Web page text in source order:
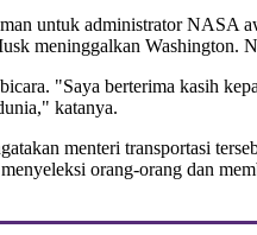
untuk administrator NASA
meninggalkan
"Saya berterima kasih
katanya.
menteri transportasi
orang-orang dan